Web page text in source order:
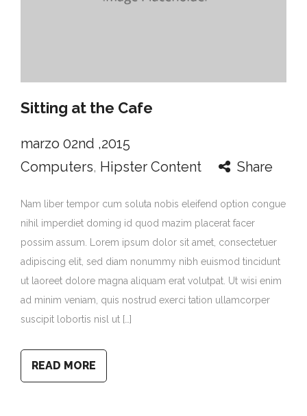
Sitting at the Cafe
marzo 02nd ,2015
Computers, Hipster Content Share
Nam liber tempor cum soluta nobis eleifend option congue
nihil imperdiet doming id quod mazim placerat facer
possim assum. Lorem ipsum dolor sit amet, consectetuer
adipiscing elit, sed diam nonummy nibh euismod tincidunt
ut laoreet dolore magna aliquam erat volutpat. Ut wisi enim
ad minim veniam, quis nostrud exerci tation ullamcorper
suscipit lobortis nisl ut […]
READ MORE